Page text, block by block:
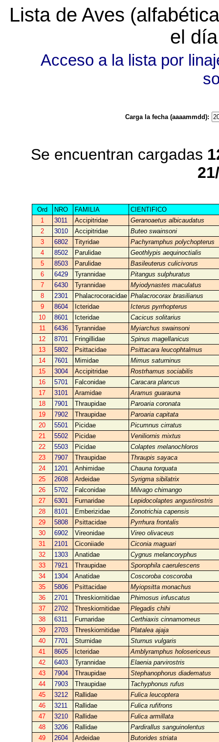
Lista de Aves
el
Acceso a la lista por
Carga la fecha (aaaammdd):
Se encuentran cargadas
Ord NRO FAMILIA
CIENTIFICO
1
3011 Accipitridae
Geranoaetus albicaudatus
2
3010 Accipitridae
Buteo swainsoni
3
6802 Tityridae
Pachyramphus polychopterus
4
8502 Parulidae
Geothlypis aequinoctialis
5
8503 Parulidae
Basileuterus culicivorus
6
6429 Tyrannidae
Pitangus sulphuratus
7
6430 Tyrannidae
Myiodynastes maculatus
8
2301 Phalacrocoracidae Phalacrocorax brasilianus
9
8604 Icteridae
Icterus pyrrhopterus
10
8601 Icteridae
Cacicus solitarius
11
6436 Tyrannidae
Myiarchus swainsoni
12
8701 Fringillidae
Spinus magellanicus
13
5802 Psittacidae
Psittacara leucophtalmus
14
7601 Mimidae
Mimus saturninus
15
3004 Accipitridae
Rostrhamus sociabilis
16
5701 Falconidae
Caracara plancus
17
3101 Aramidae
Aramus guarauna
18
7901 Thraupidae
Paroaria coronata
19
7902 Thraupidae
Paroaria capitata
20
5501 Picidae
Picumnus cirratus
21
5502 Picidae
Veniliornis mixtus
22
5503 Picidae
Colaptes melanochloros
23
7907 Thraupidae
Thraupis sayaca
24
1201 Anhimidae
Chauna torquata
25
2608 Ardeidae
Syrigma sibilatrix
26
5702 Falconidae
Milvago chimango
27
6301 Furnaridae
Lepidocolaptes angustirostris
28
8101 Emberizidae
Zonotrichia capensis
29
5808 Psittacidae
Pyrrhura frontalis
30
6902 Vireonidae
Vireo olivaceus
31
2101 Ciconiiade
Ciconia maguari
32
1303 Anatidae
Cygnus melancoryphus
33
7921 Thraupidae
Sporophila caerulescens
34
1304 Anatidae
Coscoroba coscoroba
35
5806 Psittacidae
Myiopsitta monachus
36
2701 Threskiornitidae
Phimosus infuscatus
37
2702 Threskiornitidae
Plegadis chihi
38
6311 Furnaridae
Certhiaxis cinnamomeus
39
2703 Threskiornitidae
Platalea ajaja
40
7701 Sturnidae
Sturnus vulgaris
41
8605 Icteridae
Amblyramphus holosericeus
42
6403 Tyrannidae
Elaenia parvirostris
43
7904 Thraupidae
Stephanophorus diadematus
44
7903 Thraupidae
Tachyphonus rufus
45
3212 Rallidae
Fulica leucoptera
46
3211 Rallidae
Fulica rufifrons
47
3210 Rallidae
Fulica armillata
48
3206 Rallidae
Pardirallus sanguinolentus
49
2604 Ardeidae
Butorides striata